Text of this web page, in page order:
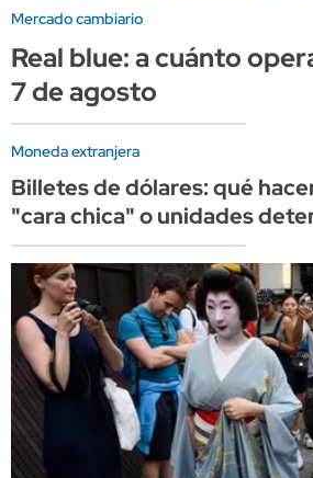
Mercado cambiario
Real blue: a cuánto
7 de agosto
Moneda extranjera
Billetes de dólares: qué
"cara chica" o unidades